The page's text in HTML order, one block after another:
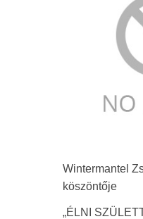
Wintermantel
köszöntője
„ÉLNI